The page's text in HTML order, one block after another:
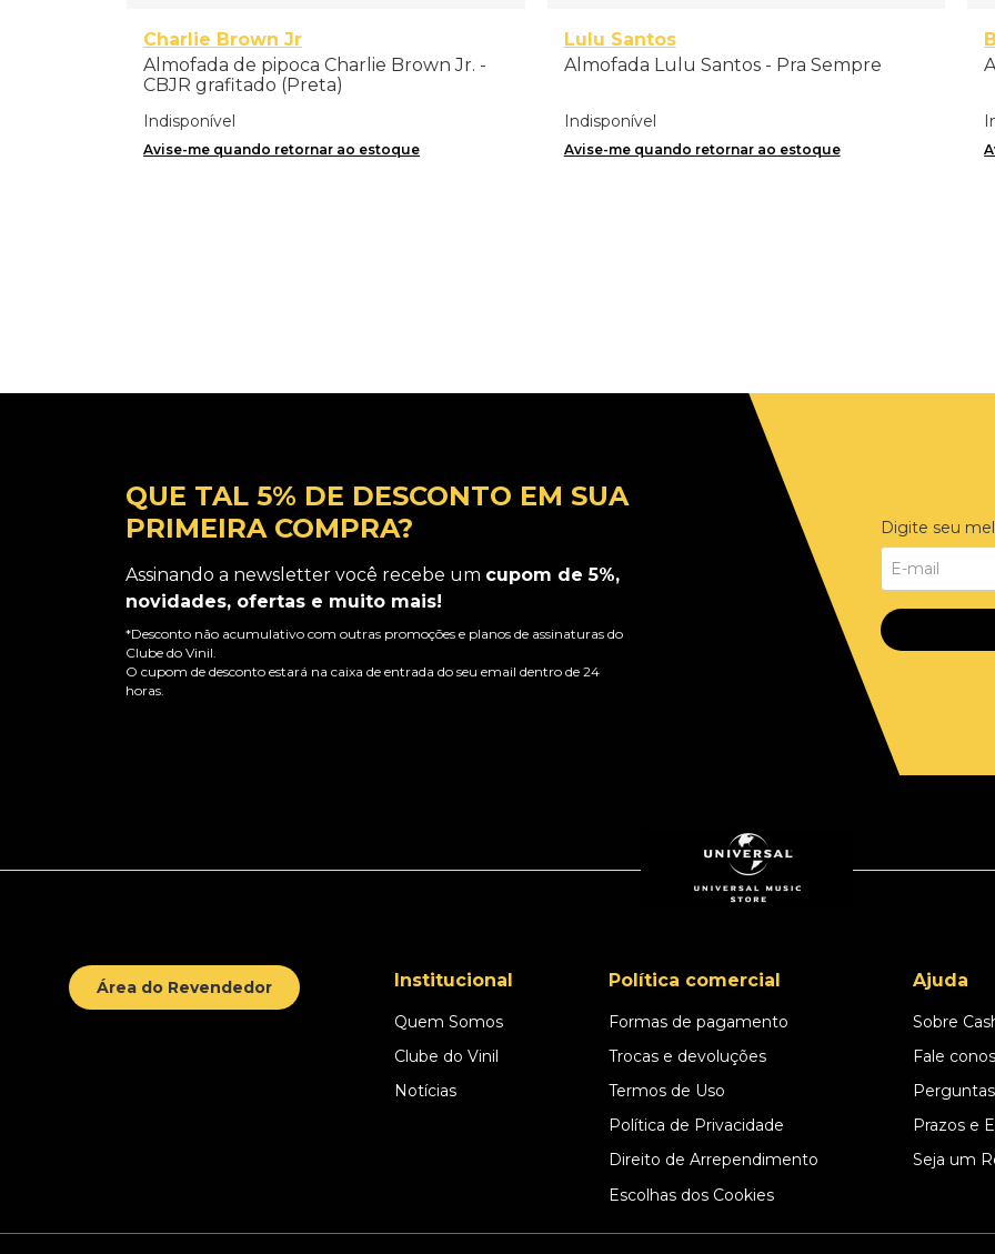
Charlie Brown Jr
Almofada de pipoca Charlie Brown Jr. -
CBJR grafitado (Preta)
Indisponível
Avise-me quando retornar ao estoque
Lulu Santos
Almofada Lulu Santos - Pra Sempre
Indisponível
Avise-me quando retornar ao estoque
QUE TAL 5% DE DESCONTO EM SUA
PRIMEIRA COMPRA?
Assinando a newsletter você recebe um cupom de 5%,
novidades, ofertas e muito mais!
*Desconto não acumulativo com outras promoções e planos de assinaturas do
Clube do Vinil.
O cupom de desconto estará na caixa de entrada do seu email dentro de 24
horas.
Digite seu
Área do Revendedor Institucional
Quem Somos
Clube do Vinil
Notícias
Política comercial
Formas de pagamento
Trocas e devoluções
Termos de Uso
Política de Privacidade
Direito de Arrependimento
Escolhas dos Cookies
Ajuda
Sobre
Fale
Prazos e
Seja um